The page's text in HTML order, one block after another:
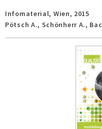
Infomaterial, Wien, 2015
Pötsch A., Schönherr A.,